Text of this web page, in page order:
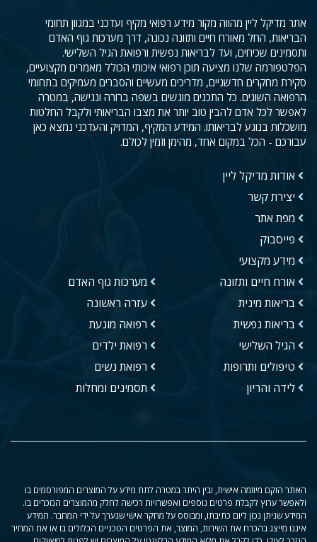
אתר מדיקל ליין מהווה מקור מידע רפואי מקיף ועדכני במגוון תחומי
הבריאות, החל מאורח חיים ותזונה נכונה, דרך מערכות גוף האדם
ותסמינים שכיחים, ועד לבריאות נפשית ורפואת הגיל השלישי.
הפלטפורמה שלנו מציעה תוכן רפואי איכותי הכולל מאמרים מקצועיים,
סקירת מחקרים חדשניים, מדריכים מעשיים והסברים מעמיקים בתחומי
הרפואה השונים. כל התכנים מוגשים בשפה ברורה ונגישה, במטרה
לאפשר לכל אדם להבין טוב יותר את מצבו הבריאותי ולקבל החלטות
מושכלות בנוגע לבריאותו. המידע המקיף, המדויק והעדכני נמצא כאן
עבורכם - הכל במקום אחד, מהימן וזמין לכולם.
אודות מדיקל ליין
יצירת קשר
מפת אתר
פייסבוק
מידע מקצועי
אורח חיים ותזונה
בריאות מינית
בריאות נפשית
הגיל השלישי
טיפולים ותרופות
לידה והריון
מערכות גוף האדם
עזרה ראשונה
רפואה מונעת
רפואת ילדים
רפואת נשים
תסמינים ומחלות
האתר הוקם מיוזמה אישית, ובין היתר במטרה לתת מידע על המוצרים המפורסמים בו
ולאפשר ערוץ לקבלת פרטים נוספים ואפשרויות רכישה לחלק מהמוצרים הנזכרים בו.
המידע שניתן נכון ליום כתיבתו, ומבוסס על מחקר אישי שנערך על ידי המחבר. המידע
איננו מייצג בהכרח את השירות, המוצר, את הפרטים הטכניים הכלולים בו או את המחיר